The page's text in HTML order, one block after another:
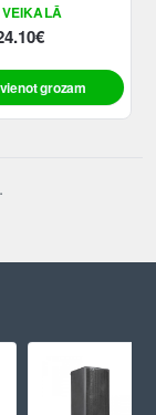
VEIKALĀ
grozam